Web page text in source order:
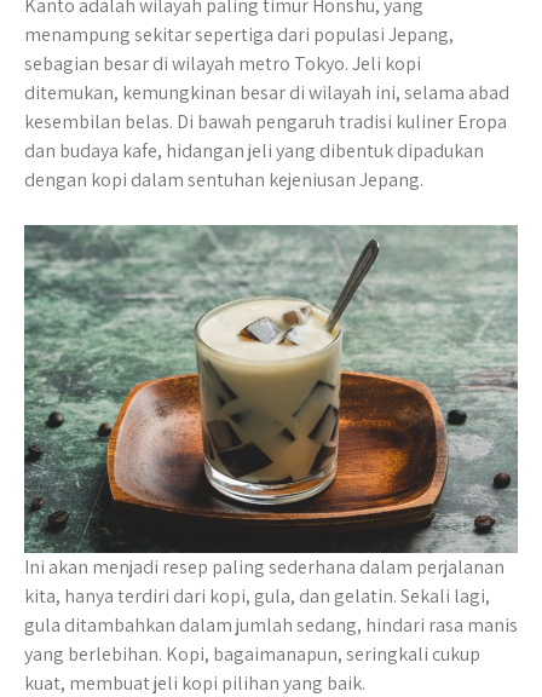
Kanto adalah wilayah paling timur Honshu, yang
menampung sekitar sepertiga dari populasi Jepang,
sebagian besar di wilayah metro Tokyo. Jeli kopi
ditemukan, kemungkinan besar di wilayah ini, selama abad
kesembilan belas. Di bawah pengaruh tradisi kuliner Eropa
dan budaya kafe, hidangan jeli yang dibentuk dipadukan
dengan kopi dalam sentuhan kejeniusan Jepang.
Ini akan menjadi resep paling sederhana dalam perjalanan
kita, hanya terdiri dari kopi, gula, dan gelatin. Sekali lagi,
gula ditambahkan dalam jumlah sedang, hindari rasa manis
yang berlebihan. Kopi, bagaimanapun, seringkali cukup
kuat, membuat jeli kopi pilihan yang baik.